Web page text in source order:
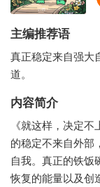
主编推荐语
真正稳定来自强大
道。
内容简介
《就这样，决定
的稳定不来自外部
自我。真正的铁饭
恢复的能量以及创